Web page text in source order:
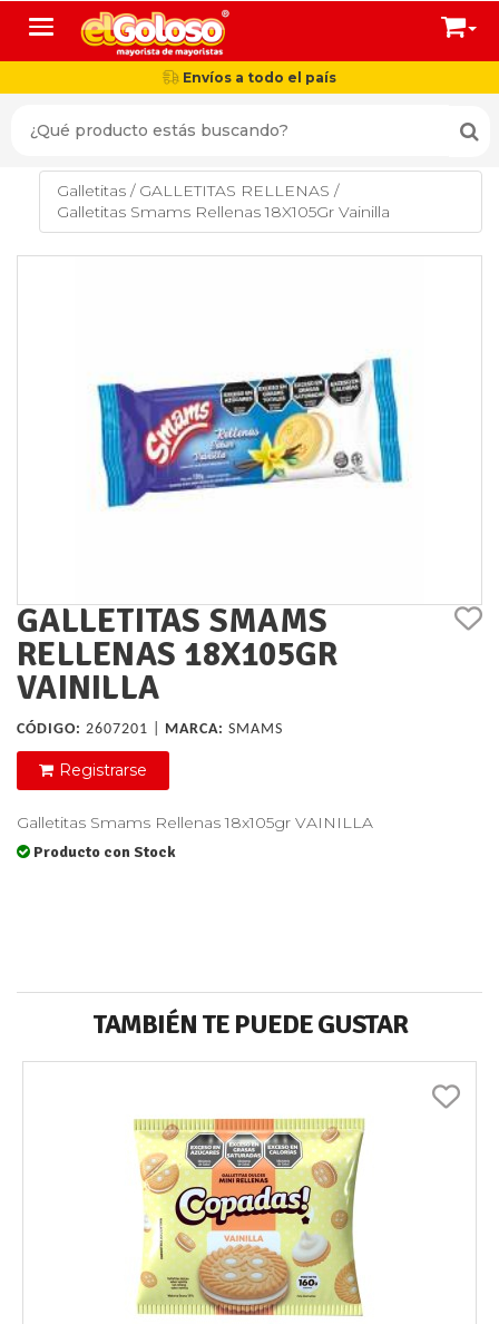
Toggle navigation
Envíos a todo el país
Galletitas / GALLETITAS RELLENAS /
Galletitas Smams Rellenas 18X105Gr Vainilla
GALLETITAS SMAMS
RELLENAS 18X105GR
VAINILLA
CÓDIGO: 2607201 | MARCA: SMAMS
Registrarse
Galletitas Smams Rellenas 18x105gr VAINILLA
Producto con Stock
TAMBIÉN TE PUEDE GUSTAR